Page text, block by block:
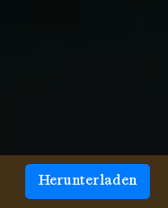
Herunterladen